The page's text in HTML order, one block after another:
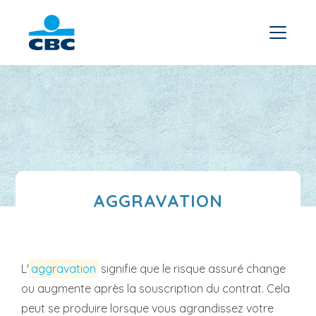
AGGRAVATION
L' aggravation signifie que le risque assuré change
ou augmente après la souscription du contrat. Cela
peut se produire lorsque vous agrandissez votre